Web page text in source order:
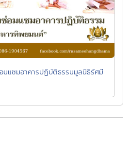
มแซมอาคารปฏิบัติธรรมมูลนิธิรัศมี